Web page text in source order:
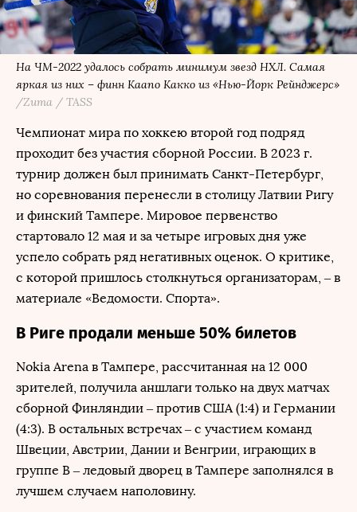
На ЧМ-2022 удалось собрать минимум звезд НХЛ. Самая
яркая из них – финн Каапо Какко из «Нью-Йорк Рейнджерс»
/Zuma / TASS
Чемпионат мира по хоккею второй год подряд
проходит без участия сборной России. В 2023 г.
турнир должен был принимать Санкт-Петербург,
но соревнования перенесли в столицу Латвии Ригу
и финский Тампере. Мировое первенство
стартовало 12 мая и за четыре игровых дня уже
успело собрать ряд негативных оценок. О критике,
с которой пришлось столкнуться организаторам, – в
материале «Ведомости. Спорта».
В Риге продали меньше 50% билетов
Nokia Arena в Тампере, рассчитанная на 12 000
зрителей, получила аншлаги только на двух матчах
сборной Финляндии – против США (1:4) и Германии
(4:3). В остальных встречах – с участием команд
Швеции, Австрии, Дании и Венгрии, играющих в
группе B – ледовый дворец в Тампере заполнялся в
лучшем случаем наполовину.